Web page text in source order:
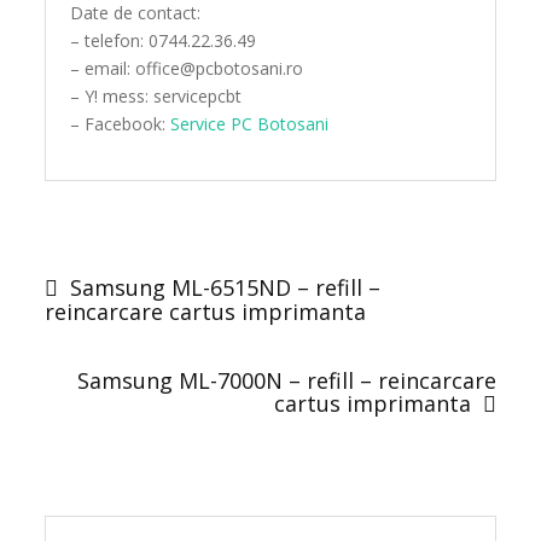
Date de contact:
– telefon: 0744.22.36.49
– email: office@pcbotosani.ro
– Y! mess: servicepcbt
– Facebook:Service PC Botosani
Samsung ML-6515ND – refill –
reincarcare cartus imprimanta
Samsung ML-7000N – refill – reincarcare
cartus imprimanta